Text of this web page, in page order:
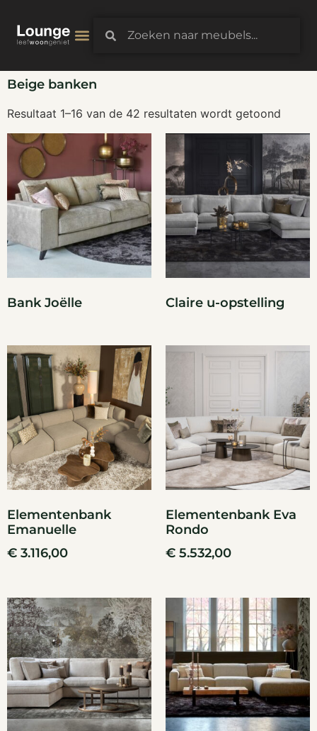
Beige banken
Resultaat 1–16 van de 42 resultaten wordt getoond
Bank Joëlle Claire u-opstelling
Elementenbank
Emanuelle
€ 3.116,00
Elementenbank Eva
Rondo
€ 5.532,00